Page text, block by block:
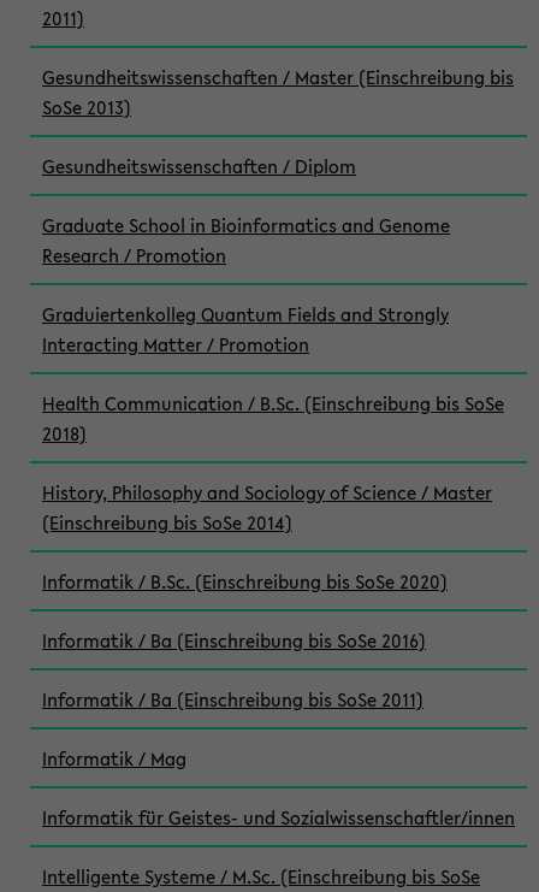
2011)
Gesundheitswissenschaften / Master (Einschreibung bis
SoSe 2013)
Gesundheitswissenschaften / Diplom
Graduate School in Bioinformatics and Genome
Research / Promotion
Graduiertenkolleg Quantum Fields and Strongly
Interacting Matter / Promotion
Health Communication / B.Sc. (Einschreibung bis SoSe
2018)
History, Philosophy and Sociology of Science / Master
(Einschreibung bis SoSe 2014)
Informatik / B.Sc. (Einschreibung bis SoSe 2020)
Informatik / Ba (Einschreibung bis SoSe 2016)
Informatik / Ba (Einschreibung bis SoSe 2011)
Informatik / Mag
Informatik für Geistes- und Sozialwissenschaftler/innen
Intelligente Systeme / M.Sc. (Einschreibung bis SoSe